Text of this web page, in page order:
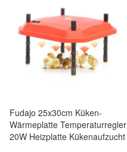
Fudajo 25x30cm Küken-
Wärmeplatte Temperaturregler
20W Heizplatte Kükenaufzucht